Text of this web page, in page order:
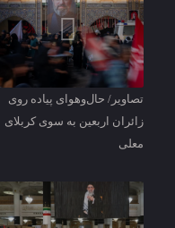
تصاویر/ حال‌وهوای پیاده‌ روی
زائران اربعین به سوی کربلای
معلی